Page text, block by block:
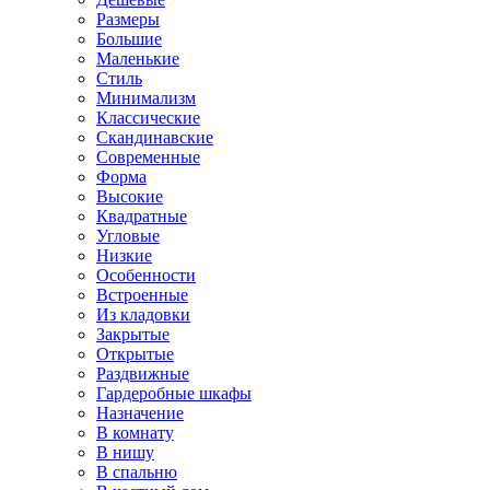
Размеры
Большие
Маленькие
Стиль
Минимализм
Классические
Скандинавские
Современные
Форма
Высокие
Квадратные
Угловые
Низкие
Особенности
Встроенные
Из кладовки
Закрытые
Открытые
Раздвижные
Гардеробные шкафы
Назначение
В комнату
В нишу
В спальню